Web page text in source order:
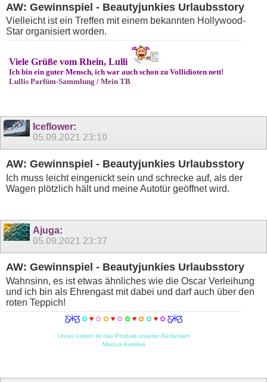
AW: Gewinnspiel - Beautyjunkies Urlaubsstory
Vielleicht ist ein Treffen mit einem bekannten Hollywood-
Star organisiert worden.
Viele Grüße vom Rhein, Lulli
Ich bin ein guter Mensch, ich war auch schon zu Vollidioten nett!
Lullis Parfüm-Sammlung / Mein TB
Iceflower:
05.09.2021 23:10
AW: Gewinnspiel - Beautyjunkies Urlaubsstory
Ich muss leicht eingenickt sein und schrecke auf, als der
Wagen plötzlich hält und meine Autotür geöffnet wird.
Ajuga:
05.09.2021 23:37
AW: Gewinnspiel - Beautyjunkies Urlaubsstory
Wahnsinn, es ist etwas ähnliches wie die Oscar Verleihung
und ich bin als Ehrengast mit dabei und darf auch über den
roten Teppich!
Ƹ̵̡Ӝ̵̨̄Ʒ ✿♥✿ ✿ ♥✿✿♥✿✿♥✿Ƹ̵̡Ӝ̵̨̄Ʒ
Unser Leben ist das Produkt unserer Gedanken
Marcus Aurelius